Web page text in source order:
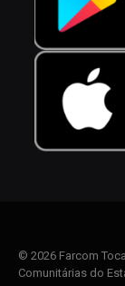
© 2026 Farcom
Comunitárias do